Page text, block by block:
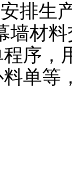
排生
墙材
序，
单等